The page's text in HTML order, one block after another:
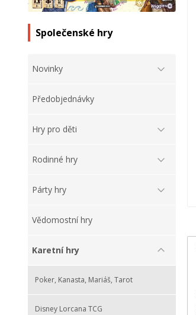
Společenské hry
Novinky
Předobjednávky
Hry pro děti
Rodinné hry
Párty hry
Vědomostní hry
Karetní hry
Poker, Kanasta, Mariáš, Tarot
Disney Lorcana TCG